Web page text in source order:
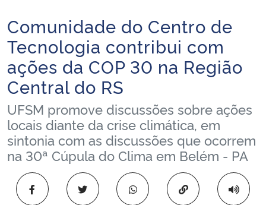
Ministério da Infraestrutura
Ministério da Agricultura, Pecuária e Abastecimento
Ministério da Educação
Ministério da Cidadania
Ministério da Saúde
Ministério de Minas e Energia
Início do conteúdo
Comunidade do Centro de
Tecnologia contribui com
ações da COP 30 na Região
Central do RS
UFSM promove discussões sobre ações
locais diante da crise climática, em
sintonia com as discussões que ocorrem
na 30ª Cúpula do Clima em Belém - PA
Copiar para área